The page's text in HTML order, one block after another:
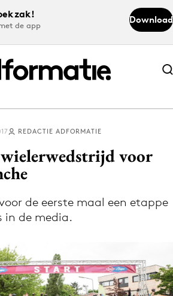
de app
Download
Abonneer nu
Abonneer nu
nieuws via de Adformatie
Nieuws app
REDACTIE ADFORMATIE
voor
de eerste maal een etappe
in de media.